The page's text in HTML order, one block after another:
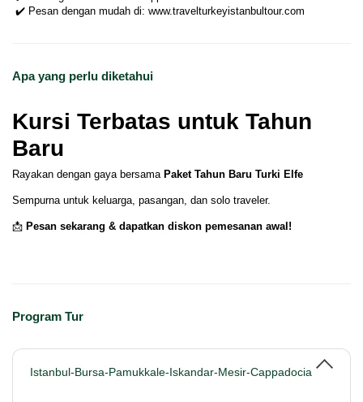
✔️ Pesan dengan mudah di: www.travelturkeyistanbultour.com
Apa yang perlu diketahui
Kursi Terbatas untuk Tahun
Baru
Rayakan dengan gaya bersama Paket Tahun Baru Turki Elfe
Sempurna untuk keluarga, pasangan, dan solo traveler.
📩 Pesan sekarang & dapatkan diskon pemesanan awal!
Program Tur
Istanbul-Bursa-Pamukkale-Iskandar-Mesir-Cappadocia